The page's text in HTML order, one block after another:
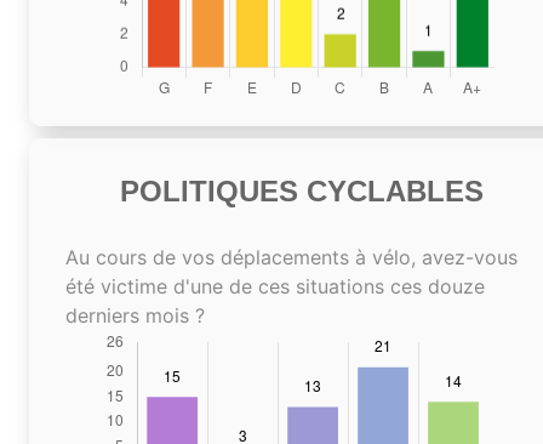
POLITIQUES CYCLABLES
Au cours de vos déplacements à vélo, avez-vous
été victime d'une de ces situations ces douze
derniers mois ?